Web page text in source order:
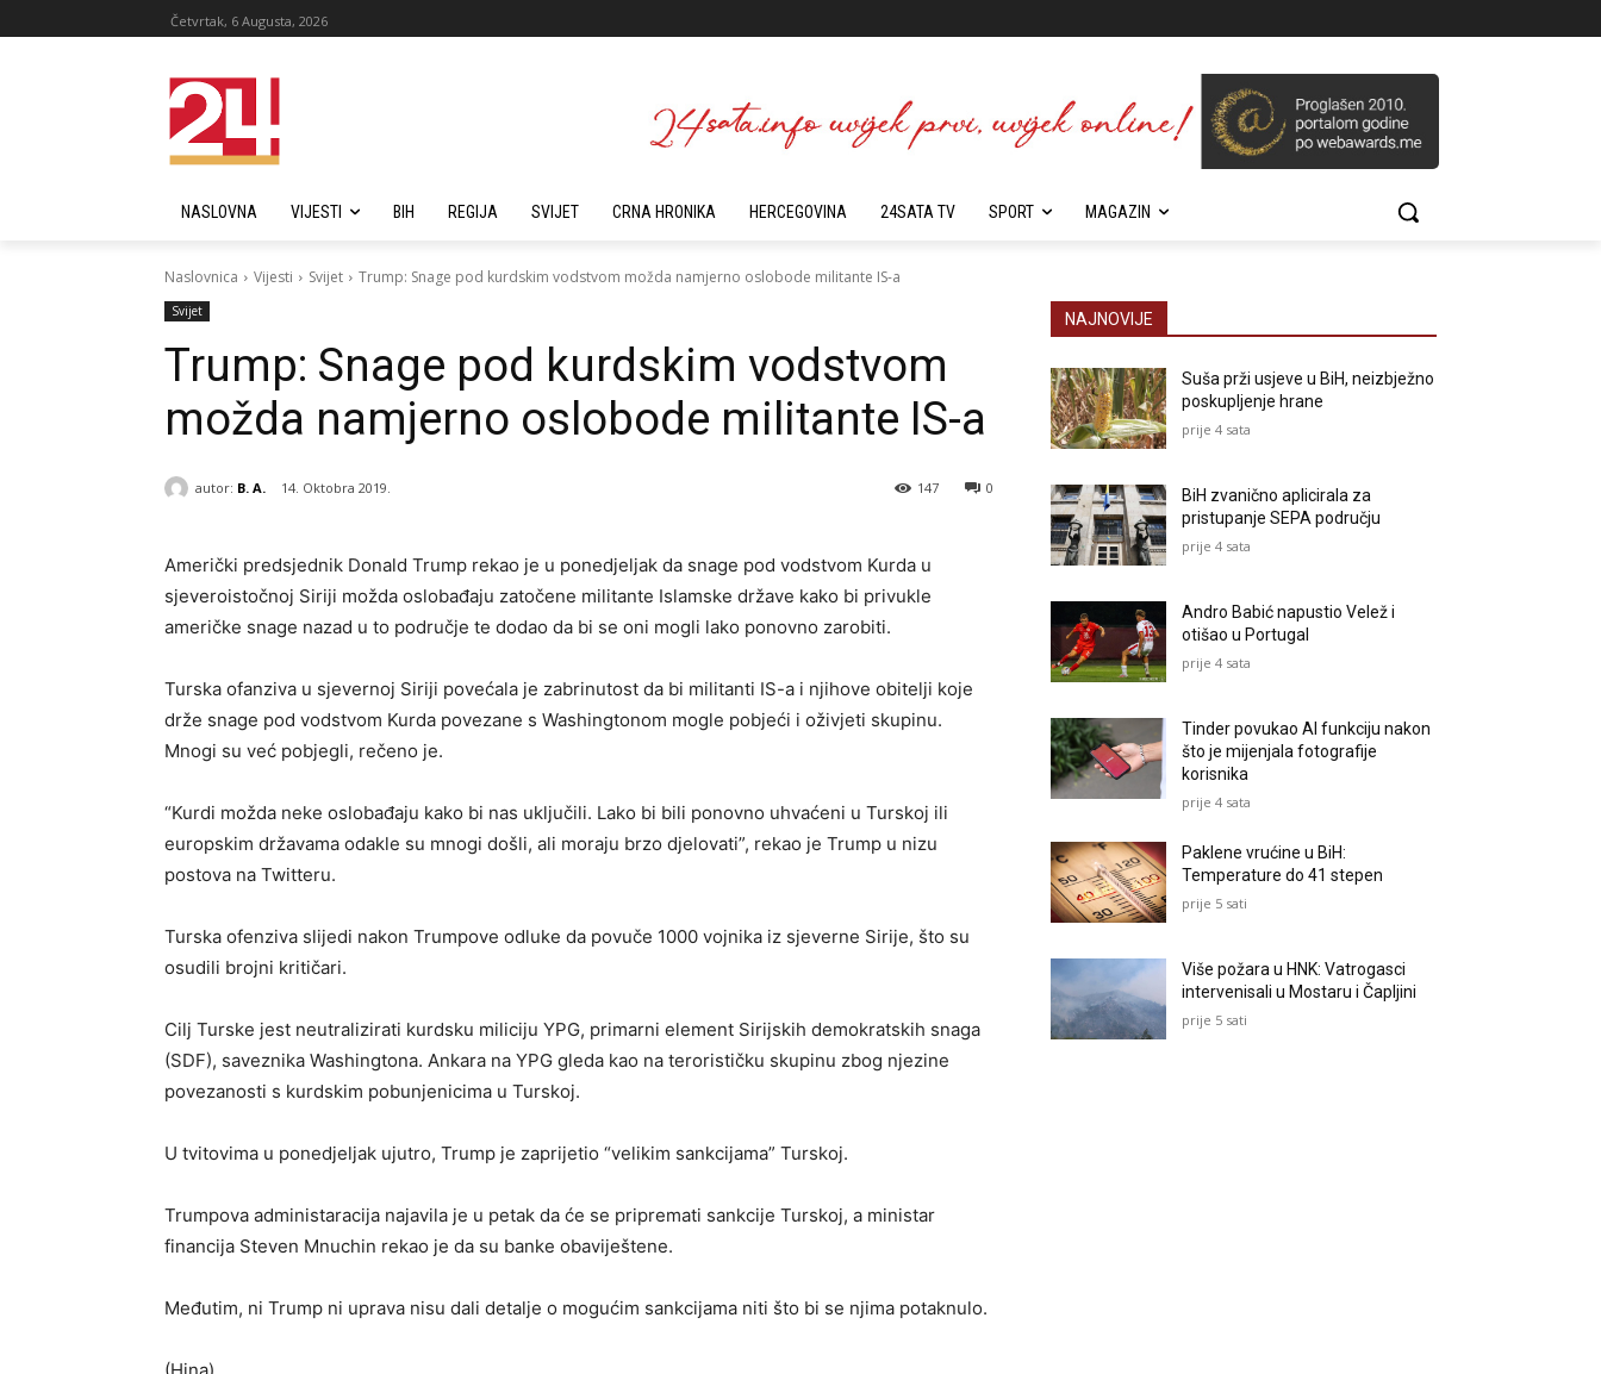
Četvrtak, 6 Augusta, 2026
NASLOVNA VIJESTI BIH REGIJA SVIJET CRNA HRONIKA HERCEGOVINA 24SATA TV SPORT MAGAZIN
Naslovnica Vijesti Svijet Trump: Snage pod kurdskim vodstvom možda namjerno oslobode militante IS-a
Svijet
Trump: Snage pod kurdskim vodstvom
možda namjerno oslobode militante IS-a
autor: B. A. 14. Oktobra 2019. 0
147
Američki predsjednik Donald Trump rekao je u ponedjeljak da snage pod vodstvom Kurda u
sjeveroistočnoj Siriji možda oslobađaju zatočene militante Islamske države kako bi privukle
američke snage nazad u to područje te dodao da bi se oni mogli lako ponovno zarobiti.
Turska ofanziva u sjevernoj Siriji povećala je zabrinutost da bi militanti IS-a i njihove obitelji koje
drže snage pod vodstvom Kurda povezane s Washingtonom mogle pobjeći i oživjeti skupinu.
Mnogi su već pobjegli, rečeno je.
“Kurdi možda neke oslobađaju kako bi nas uključili. Lako bi bili ponovno uhvaćeni u Turskoj ili
europskim državama odakle su mnogi došli, ali moraju brzo djelovati”, rekao je Trump u nizu
postova na Twitteru.
Turska ofenziva slijedi nakon Trumpove odluke da povuče 1000 vojnika iz sjeverne Sirije, što su
osudili brojni kritičari.
Cilj Turske jest neutralizirati kurdsku miliciju YPG, primarni element Sirijskih demokratskih snaga
(SDF), saveznika Washingtona. Ankara na YPG gleda kao na terorističku skupinu zbog njezine
povezanosti s kurdskim pobunjenicima u Turskoj.
U tvitovima u ponedjeljak ujutro, Trump je zaprijetio “velikim sankcijama” Turskoj.
Trumpova administaracija najavila je u petak da će se pripremati sankcije Turskoj, a ministar
financija Steven Mnuchin rekao je da su banke obaviještene.
Međutim, ni Trump ni uprava nisu dali detalje o mogućim sankcijama niti što bi se njima potaknulo.
NAJNOVIJE
Suša prži usjeve u BiH, neizbježno
poskupljenje hrane
prije 4 sata
BiH zvanično aplicirala za
pristupanje SEPA području
prije 4 sata
Andro Babić napustio Velež i
otišao u Portugal
prije 4 sata
Tinder povukao AI funkciju nakon
što je mijenjala fotografije
korisnika
prije 4 sata
Paklene vrućine u BiH:
Temperature do 41 stepen
prije 5 sati
Više požara u HNK: Vatrogasci
intervenisali u Mostaru i Čapljini
prije 5 sati